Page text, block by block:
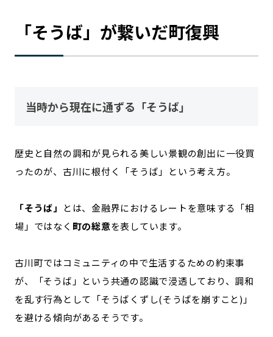
「そうば」が繋いだ町復興
当時から現在に通ずる「そうば」
歴史と自然の調和が見られる美しい景観の創出に一役買
ったのが、古川に根付く「そうば」という考え方。
「そうば」
とは、金融界におけるレートを意味する「相
場」ではなく 町の総意を表しています。
古川町ではコミュニティの中で生活するための約束事
が、「そうば」という共通の認識で浸透しており、調和
を乱す行為として「そうばくずし(そうばを崩すこと)」
を避ける傾向があるそうです。